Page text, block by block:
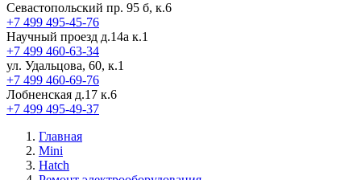
Севастопольский пр. 95 б, к.6
+7 499 495-45-76
Научный проезд д.14а к.1
+7 499 460-63-34
ул. Удальцова, 60, к.1
+7 499 460-69-76
Лобненская д.17 к.6
+7 499 495-49-37
Главная
Mini
Hatch